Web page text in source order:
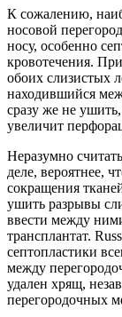
К сожалению,
носовой
носу, особенно
кровотечения.
обоих слизистых
находившийся
сразу же не
увеличит
Неразумно
деле, вероятнее,
сокращения
ушить разрывы
ввести между
трансплантат.
септопластики
между
удален хрящ,
перегородочных